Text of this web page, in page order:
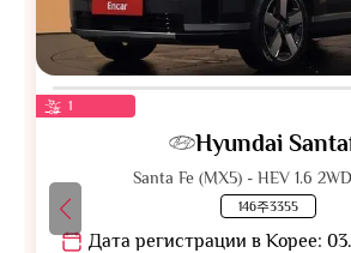
1
Hyundai
Santa Fe (MX5) - HEV 1.6
146주3355
Дата регистрации в Корее: